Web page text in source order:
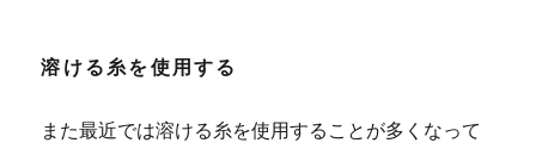
溶ける糸を使用する
また最近では溶ける糸を使用することが多くなって